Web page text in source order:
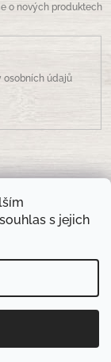
s jejich
o nových produktech
osobních údajů
9.00-11 .00